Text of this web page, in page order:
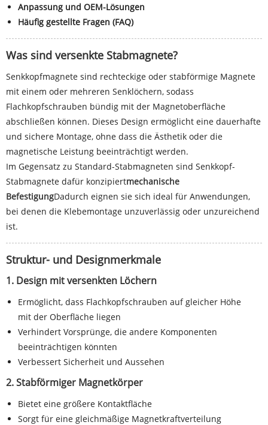
Anpassung und OEM-Lösungen
Häufig gestellte Fragen (FAQ)
Was sind versenkte Stabmagnete?
Senkkopfmagnete sind rechteckige oder stabförmige Magnete
mit einem oder mehreren Senklöchern, sodass
Flachkopfschrauben bündig mit der Magnetoberfläche
abschließen können. Dieses Design ermöglicht eine dauerhafte
und sichere Montage, ohne dass die Ästhetik oder die
magnetische Leistung beeinträchtigt werden.
Im Gegensatz zu Standard-Stabmagneten sind Senkkopf-
Stabmagnete dafür konzipiertmechanische
BefestigungDadurch eignen sie sich ideal für Anwendungen,
bei denen die Klebemontage unzuverlässig oder unzureichend
ist.
Struktur- und Designmerkmale
1. Design mit versenkten Löchern
Ermöglicht, dass Flachkopfschrauben auf gleicher Höhe
mit der Oberfläche liegen
Verhindert Vorsprünge, die andere Komponenten
beeinträchtigen könnten
Verbessert Sicherheit und Aussehen
2. Stabförmiger Magnetkörper
Bietet eine größere Kontaktfläche
Sorgt für eine gleichmäßige Magnetkraftverteilung